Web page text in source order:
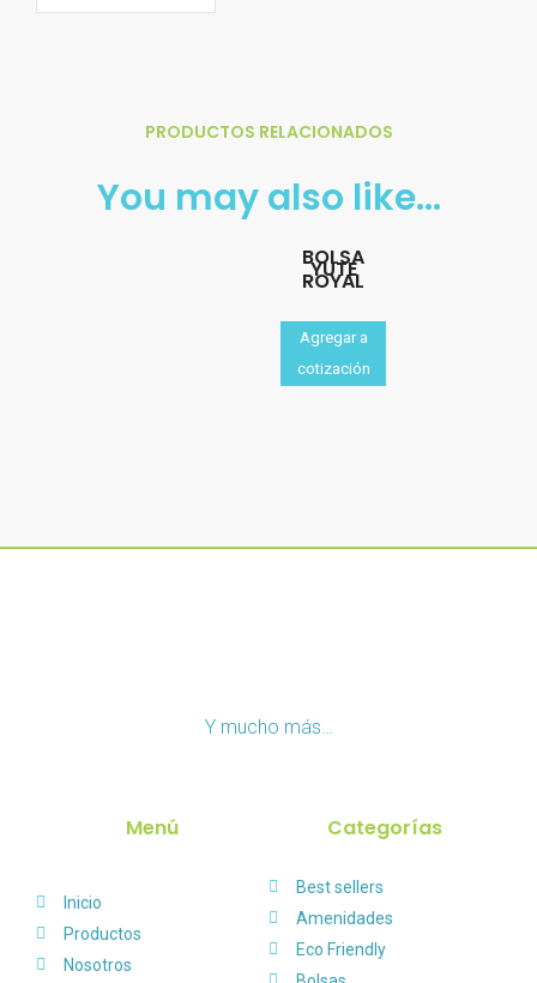
PRODUCTOS RELACIONADOS
You may also like…
BOLSA
YUTE
ROYAL
Agregar a
cotización
Y mucho más…
Menú Categorías
Inicio
Productos
Nosotros
Best sellers
Amenidades
Eco Friendly